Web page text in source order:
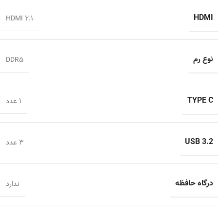
HDMI
HDMI 2.1
نوع رم DDR5
TYPE C 1 عدد
USB 3.2 3 عدد
درگاه حافظه ندارد